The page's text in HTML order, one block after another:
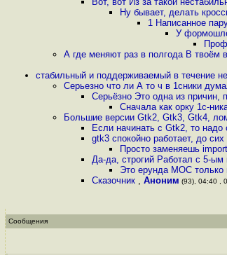
Ну бывает, делать
1 Написанное
У
А где меняют раз в полгода В твоём
стабильный и поддерживаемый в течение
Серьезно что ли А то ч в 1сники
Серьёзно Это одна из причин,
Сначала как орку 1с-
Большие версии Gtk2, Gtk3, Gtk4,
Если начинать с Gtk2, то
gtk3 спокойно работает, до
Просто заменяешь
Да-да, строгий Работал с 5-
Это ерунда MOC
Сказочник , Аноним (93), 04:40 ,
Сообщения